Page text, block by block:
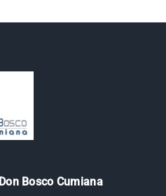
Bosco Cumiana